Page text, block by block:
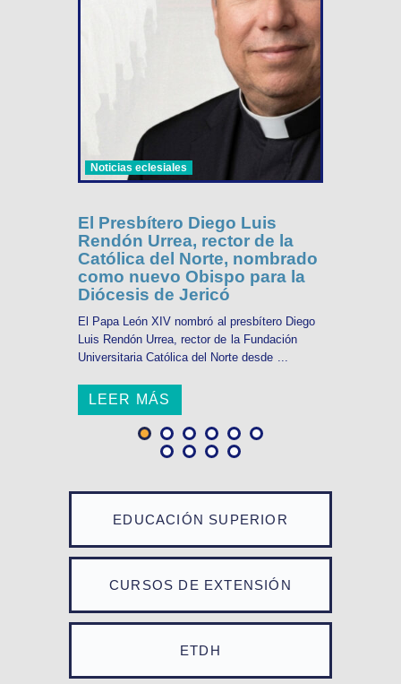
EDUCACIÓN SUPERIOR
CURSOS DE EXTENSIÓN
ETDH
Noticias eclesiales
El Presbítero Diego Luis
Rendón Urrea, rector de la
Católica del Norte, nombrado
como nuevo Obispo para la
Diócesis de Jericó
El Papa León XIV nombró al presbítero Diego
Luis Rendón Urrea, rector de la Fundación
Universitaria Católica del Norte desde ...
LEER MÁS